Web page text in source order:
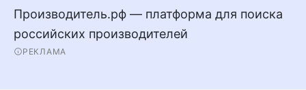
Производитель.рф — платформа для поиска
российских производителей
РЕКЛАМА